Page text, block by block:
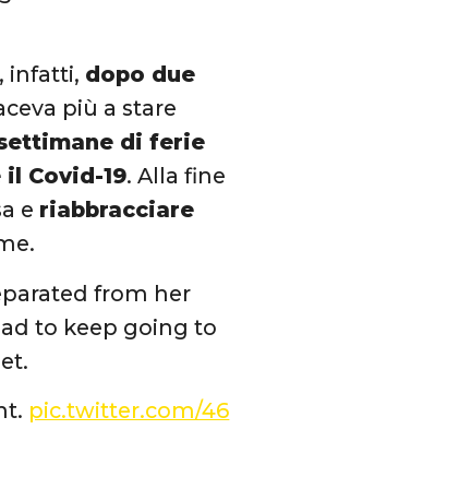
infatti, dopo due
più a stare
di ferie
Covid-19. Alla fine
e riabbracciare
from her
to keep going to
pic.twitter.com/46